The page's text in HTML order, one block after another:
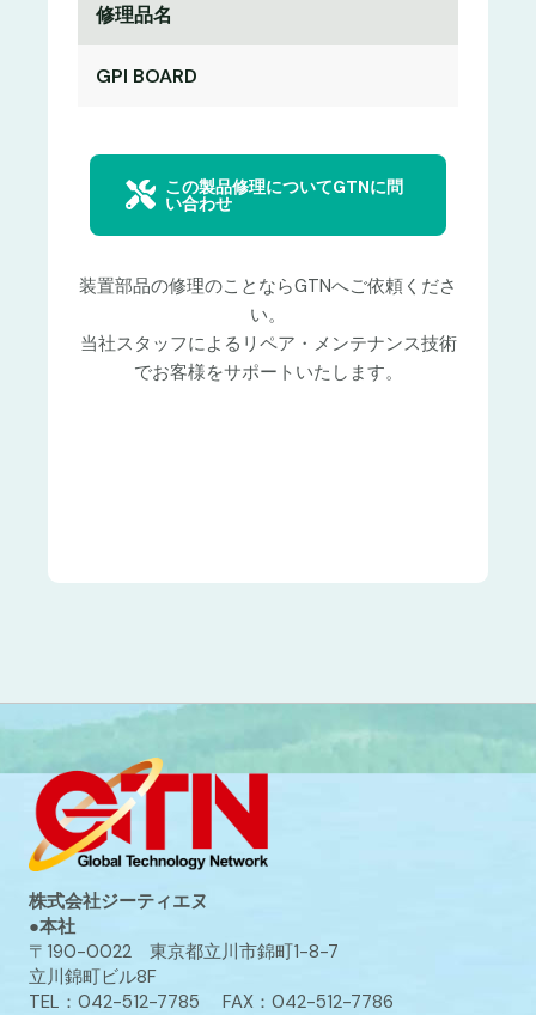
修理品名
GPI BOARD
この製品修理についてGTNに問
い合わせ
装置部品の修理のことならGTNへご依頼くださ
い。
当社スタッフによるリペア・メンテナンス技術
でお客様をサポートいたします。
株式会社ジーティエヌ
●本社
〒190-0022 東京都立川市錦町1-8-7
立川錦町ビル8F
TEL：042-512-7785 FAX：042-512-7786